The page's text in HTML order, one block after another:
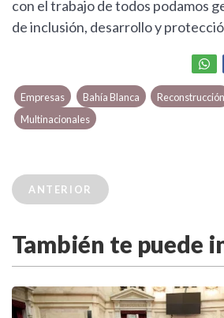
con el trabajo de todos podamos
de inclusión, desarrollo y
Empresas Bahía Blanca Reconstrucción
Multinacionales
ANTERIOR
También te puede